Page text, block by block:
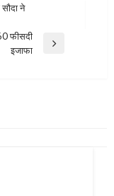
ने
फीसदी
इजाफा